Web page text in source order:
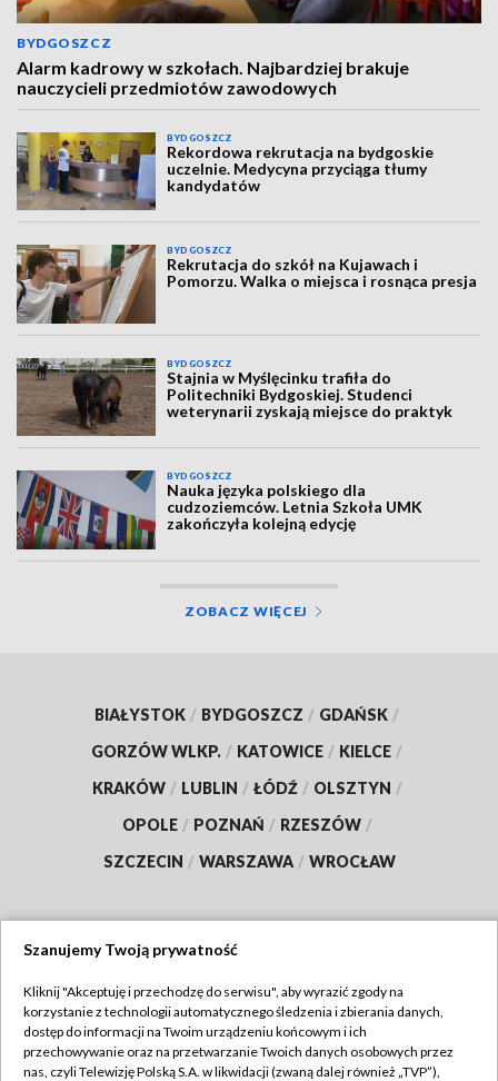
BYDGOSZCZ
Alarm kadrowy w szkołach. Najbardziej brakuje
nauczycieli przedmiotów zawodowych
BYDGOSZCZ
Rekordowa rekrutacja na bydgoskie
uczelnie. Medycyna przyciąga tłumy
kandydatów
BYDGOSZCZ
Rekrutacja do szkół na Kujawach i
Pomorzu. Walka o miejsca i rosnąca presja
BYDGOSZCZ
Stajnia w Myślęcinku trafiła do
Politechniki Bydgoskiej. Studenci
weterynarii zyskają miejsce do praktyk
BYDGOSZCZ
Nauka języka polskiego dla
cudzoziemców. Letnia Szkoła UMK
zakończyła kolejną edycję
ZOBACZ WIĘCEJ
BIAŁYSTOK / BYDGOSZCZ / GDAŃSK /
GORZÓW WLKP. / KATOWICE / KIELCE /
KRAKÓW / LUBLIN / ŁÓDŹ / OLSZTYN /
OPOLE / POZNAŃ / RZESZÓW /
SZCZECIN / WARSZAWA / WROCŁAW
TVP
Abonament TVP
Regulamin TVP
Szanujemy Twoją prywatność
Kliknij "Akceptuję i przechodzę do serwisu", aby wyrazić zgody na
korzystanie z technologii automatycznego śledzenia i zbierania danych,
dostęp do informacji na Twoim urządzeniu końcowym i ich
przechowywanie oraz na przetwarzanie Twoich danych osobowych przez
nas, czyli Telewizję Polską S.A. w likwidacji (zwaną dalej również „TVP”),